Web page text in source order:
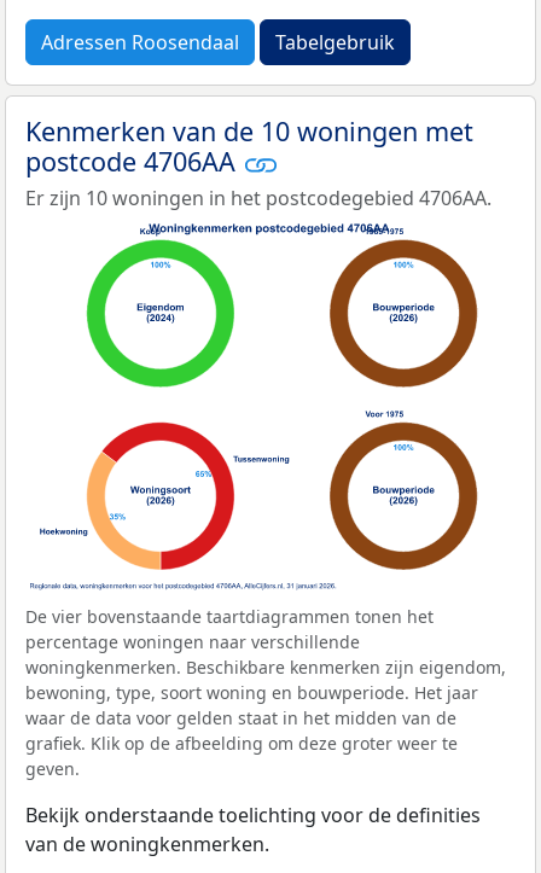
Adressen Roosendaal Tabelgebruik
Kenmerken van de 10 woningen met
postcode 4706AA
Er zijn 10 woningen in het postcodegebied 4706AA.
De vier bovenstaande taartdiagrammen tonen het
percentage woningen naar verschillende
woningkenmerken. Beschikbare kenmerken zijn eigendom,
bewoning, type, soort woning en bouwperiode. Het jaar
waar de data voor gelden staat in het midden van de
grafiek. Klik op de afbeelding om deze groter weer te
geven.
Bekijk onderstaande toelichting voor de definities
van de woningkenmerken.